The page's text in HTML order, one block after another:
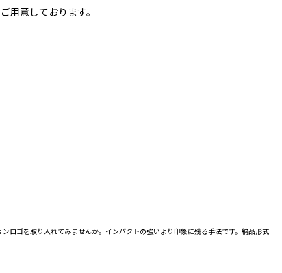
用意しております。
ロゴを取り入れてみませんか。インパクトの強いより印象に残る手法です。納品形式